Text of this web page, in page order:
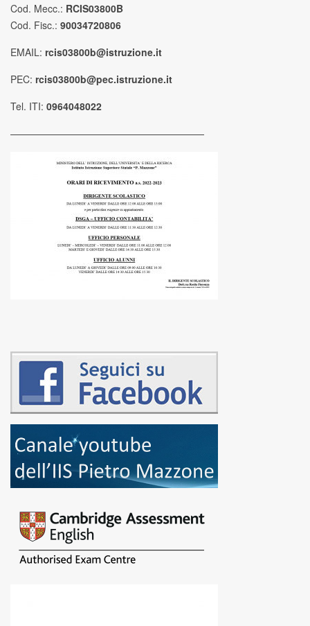
Cod. Mecc.: RCIS03800B
Cod. Fisc.: 90034720806
EMAIL: rcis03800b@istruzione.it
PEC: rcis03800b@pec.istruzione.it
Tel. ITI: 0964048022
————————————————————